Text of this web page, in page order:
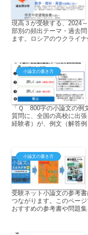
現高３が受験する、2024
部別の頻出テーマ・過去
ます。ロシアのウクライ
小論文の書き方
「Ｑ 800字の小論文の例
質問に、全国の高校に出
経験者）が、例文（解答
小論文の書き方
受験ネット小論文の参考
つながります。このペー
おすすめの参考書や問題